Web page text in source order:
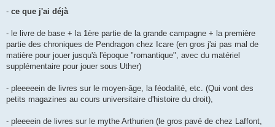
- ce que j'ai déjà
- le livre de base + la 1ère partie de la grande campagne + la première
partie des chroniques de Pendragon chez Icare (en gros j'ai pas mal de
matière pour jouer jusqu'à l'époque "romantique", avec du matériel
supplémentaire pour jouer sous Uther)
- pleeeeein de livres sur le moyen-âge, la féodalité, etc. (Qui vont des
petits magazines au cours universitaire d'histoire du droit),
- pleeeein de livres sur le mythe Arthurien (le gros pavé de chez Laffont,